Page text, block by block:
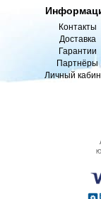
Контакты
Доставка
Гарантии
Партнёры
Личный